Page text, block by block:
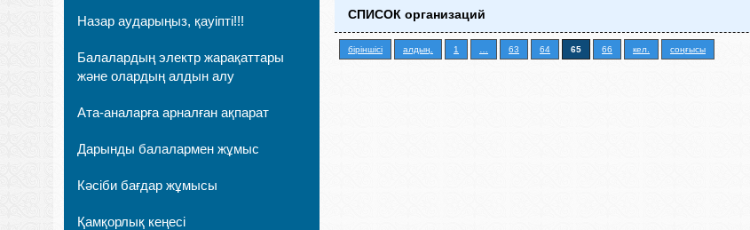
Назар аударыңыз, қауіпті!!!
Балалардың электр жарақаттары
және олардың алдын алу
Ата-аналарға арналған ақпарат
Дарынды балалармен жұмыс
Кәсіби бағдар жұмысы
Қамқорлық кеңесі
СПИСОК организаций
бiрiншiсi алдың. 1 63 64 65 66 кел. соңғысы